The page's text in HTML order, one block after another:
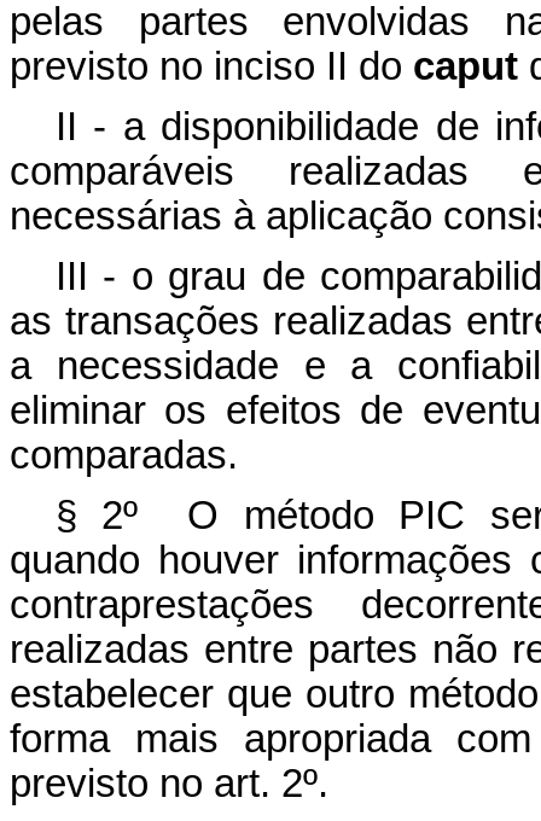
pelas partes envolvidas
previsto no inciso II do caput
II - a disponibilidade de
comparáveis realizadas
necessárias à aplicação
III - o grau de
as transações realizadas
a necessidade e a
eliminar os efeitos de
comparadas.
§ 2º O método PIC
quando houver
contraprestações
realizadas entre partes não
estabelecer que outro
forma mais apropriada
previsto no art. 2º.